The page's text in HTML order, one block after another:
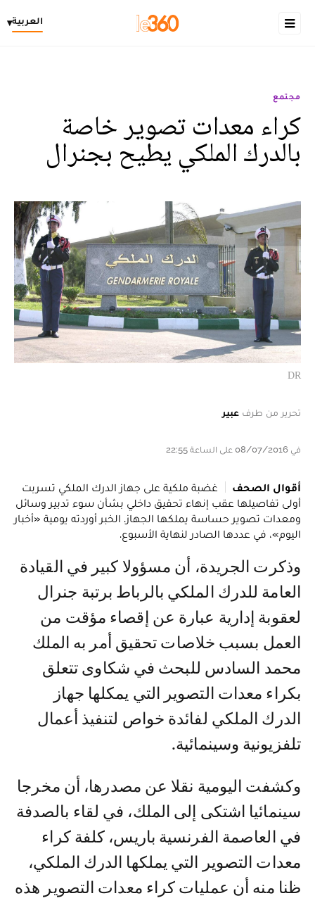
العربية▾
مجتمع
كراء معدات تصوير خاصة
بالدرك الملكي يطيح بجنرال
DR
تحرير من طرف عبير
في 08/07/2016 على الساعة 22:55
أقوال الصحف
غضبة ملكية على جهاز الدرك الملكي تسربت
أولى تفاصيلها عقب إنهاء تحقيق داخلي بشأن سوء تدبير وسائل
ومعدات تصوير حساسة يملكها الجهاز. الخبر أوردته يومية «أخبار
اليوم»، في عددها الصادر لنهاية الأسبوع.
وذكرت الجريدة، أن مسؤولا كبير في القيادة
العامة للدرك الملكي بالرباط برتبة جنرال
لعقوبة إدارية عبارة عن إقصاء مؤقت من
العمل بسبب خلاصات تحقيق أمر به الملك
محمد السادس للبحث في شكاوى تتعلق
بكراء معدات التصوير التي يمكلها جهاز
الدرك الملكي لفائدة خواص لتنفيذ أعمال
تلفزيونية وسينمائية.
وكشفت اليومية نقلا عن مصدرها، أن مخرجا
سينمائيا اشتكى إلى الملك، في لقاء بالصدفة
في العاصمة الفرنسية باريس، كلفة كراء
معدات التصوير التي يملكها الدرك الملكي،
ظنا منه أن عمليات كراء معدات التصوير هذه